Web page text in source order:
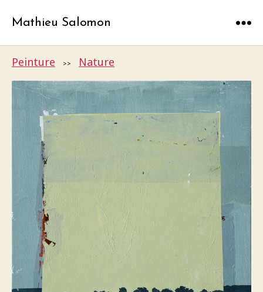
Mathieu Salomon
Peinture >> Nature